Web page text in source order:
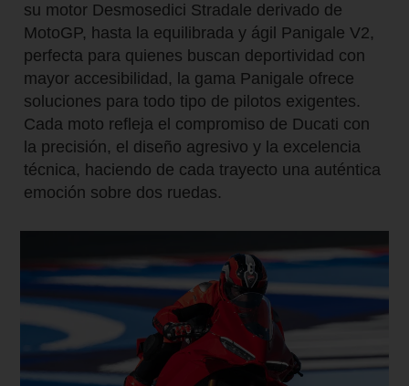
su motor Desmosedici Stradale derivado de
MotoGP, hasta la equilibrada y ágil Panigale V2,
perfecta para quienes buscan deportividad con
mayor accesibilidad, la gama Panigale ofrece
soluciones para todo tipo de pilotos exigentes.
Cada moto refleja el compromiso de Ducati con
la precisión, el diseño agresivo y la excelencia
técnica, haciendo de cada trayecto una auténtica
emoción sobre dos ruedas.